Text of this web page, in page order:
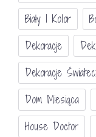
Biały I Kolor
Dekoracje
Dekoracje
Dom Miesiąca
House Doctor